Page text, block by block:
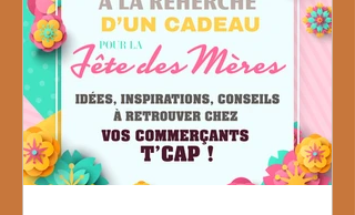
ça marche ? Récupérer le livret de jeu,
chez Carrefour Market Tence, Netto ou
à l’office de Tourisme. Collecter et
coller les 15 vignettes carte postale +
le blason de tence, lo